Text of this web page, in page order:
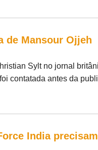
de Mansour Ojjeh
Sylt no jornal
contatada antes da
India